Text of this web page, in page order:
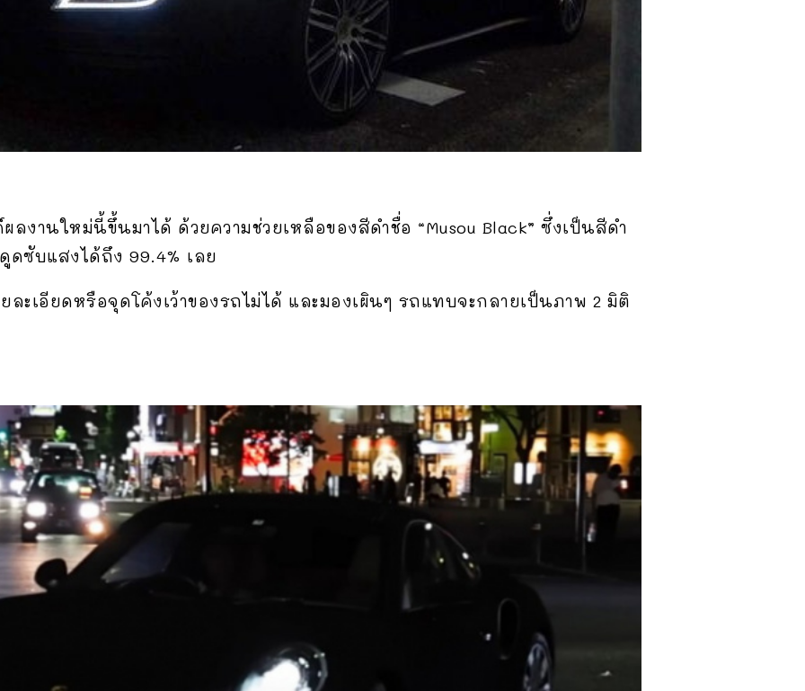
ลงานใหม่นี้ขึ้นมาได้ ด้วยความช่วยเหลือของสีดำชื่อ “Musou Black” ซึ่งเป็นสีดำ
ดซับแสงได้ถึง 99.4% เลย
ละเอียดหรือจุดโค้งเว้าของรถไม่ได้ และมองเผินๆ รถแทบจะกลายเป็นภาพ 2 มิติ